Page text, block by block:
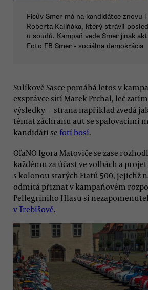
Ficův Smer má na kandidátce znovu
Roberta Kaliňáka, který strávil
u soudů. Kampaň vede Smer jinak
Foto FB Smer - sociálna demokrácia
Sulíkově Sasce pomáhá letos v
exsprávce sítí Marek Prchal, leč
výsledky — strana například zvedá
témat záchranu aut se spalovacími
kandidáti se fotí bosí.
OľaNO Igora Matoviče se zase
každému za účast ve volbách a
s kolonou starých Fiatů 500, jejichž
odmítá přiznat v kampaňovém
Pellegriniho Hlasu si
v Trebišově.